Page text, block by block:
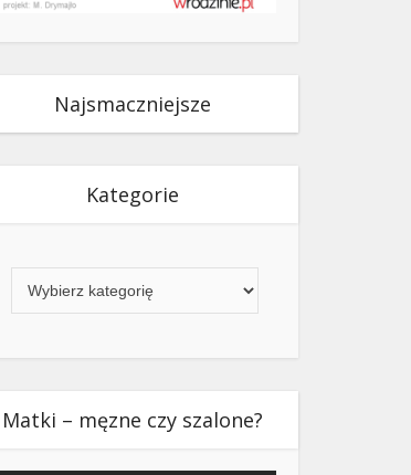
Najsmaczniejsze
Kategorie
Matki – męzne czy szalone?